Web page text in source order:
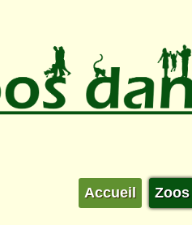
Accueil Zoos